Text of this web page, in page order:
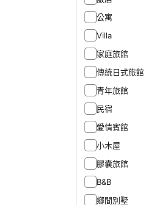
公寓
Villa
家庭旅館
傳統日式旅館
青年旅館
民宿
愛情賓館
小木屋
膠囊旅館
B&B
鄉間別墅